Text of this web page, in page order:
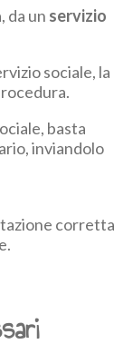
da un servizio
sociale, la
basta
inviandolo
corretta